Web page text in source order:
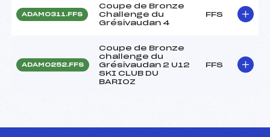
ADAM0311.FFS
Coupe de Bronze
Challenge du
Grésivaudan 4
FFS
ADAM0252.FFS
Coupe de Bronze
challenge du
Grésivaudan 2 U12
SKI CLUB DU
BARIOZ
FFS